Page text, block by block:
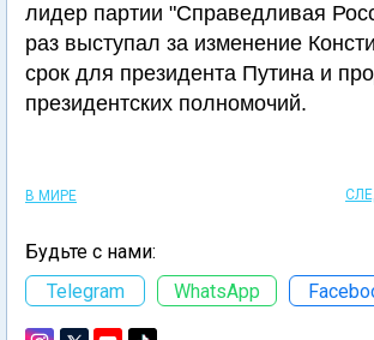
лидер партии "Справедливая
раз выступал за изменение
срок для президента Путина и
президентских полномочий.
В МИРЕ
Будьте с нами:
Telegram
WhatsApp